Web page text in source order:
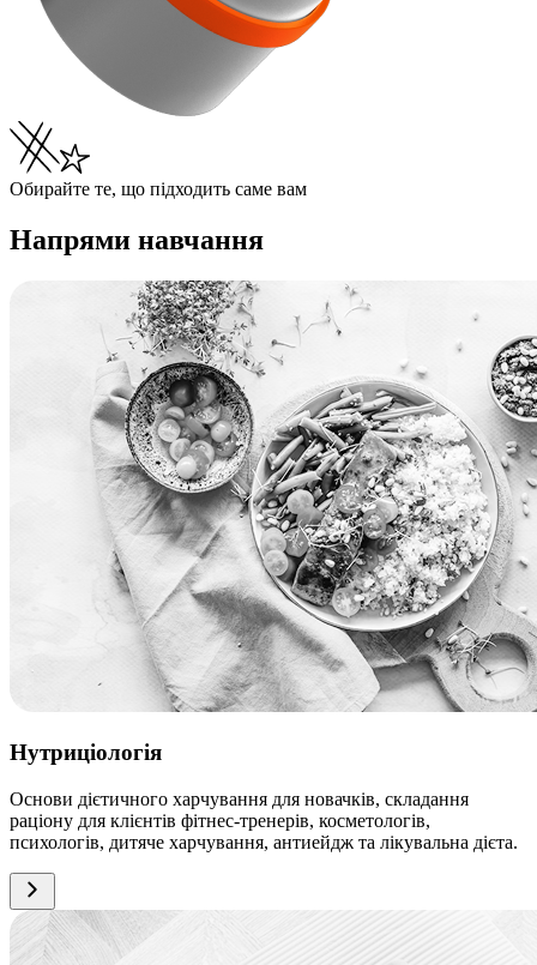
Обирайте те, що підходить саме вам
Напрями навчання
Нутриціологія
Основи дієтичного харчування для новачків, складання
раціону для клієнтів фітнес-тренерів, косметологів,
психологів, дитяче харчування, антиейдж та лікувальна дієта.